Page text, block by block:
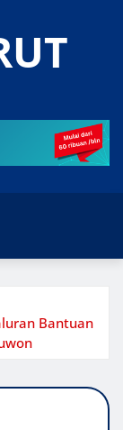
Bantuan